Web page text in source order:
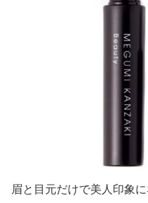
眉と目元だけで美人印象